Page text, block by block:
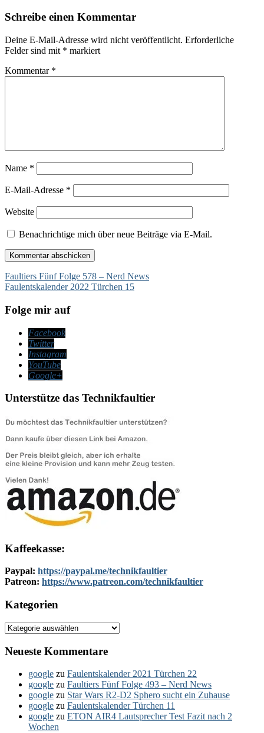
Navigation
Schreibe einen Kommentar
Deine E-Mail-Adresse wird nicht veröffentlicht. Erforderliche
Felder sind mit * markiert
Kommentar *
Name *
E-Mail-Adresse *
Website
Benachrichtige mich über neue Beiträge via E-Mail.
Beitragsnavigation
Faultiers Fünf Folge 578 – Nerd News
Faulentskalender 2022 Türchen 15
Folge mir auf
Facebook
Twitter
Instagram
YouTube
Google+
Unterstütze das Technikfaultier
Kaffeekasse:
Paypal: https://paypal.me/technikfaultier
Patreon: https://www.patreon.com/technikfaultier
Kategorien
Kategorien
Neueste Kommentare
google zu Faulentskalender 2021 Türchen 22
google zu Faultiers Fünf Folge 493 – Nerd News
google zu Star Wars R2-D2 Sphero sucht ein Zuhause
google zu Faulentskalender Türchen 11
google zu ETON AIR4 Lautsprecher Test Fazit nach 2
Wochen